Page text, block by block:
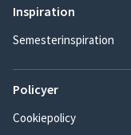
Inspiration
Semesterinspiration
Policyer
Cookiepolicy